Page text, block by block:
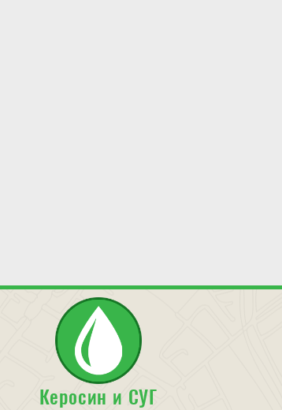
Керосин и СУГ